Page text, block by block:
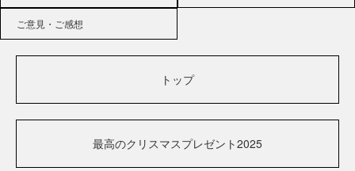
ご意見・ご感想
トップ
最高のクリスマスプレゼント2025